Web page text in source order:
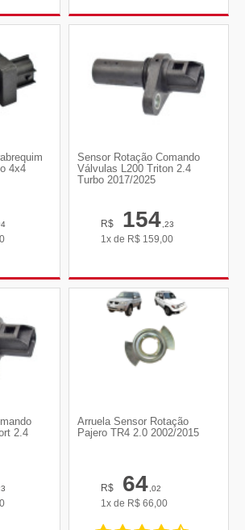
4x4
Sensor Rotação Comando
Válvulas L200 Triton 2.4
Turbo 2017/2025
R$ 154,23
1x de R$ 159,00
2.4
Arruela Sensor Rotação
Pajero TR4 2.0 2002/2015
R$ 64,02
1x de R$ 66,00